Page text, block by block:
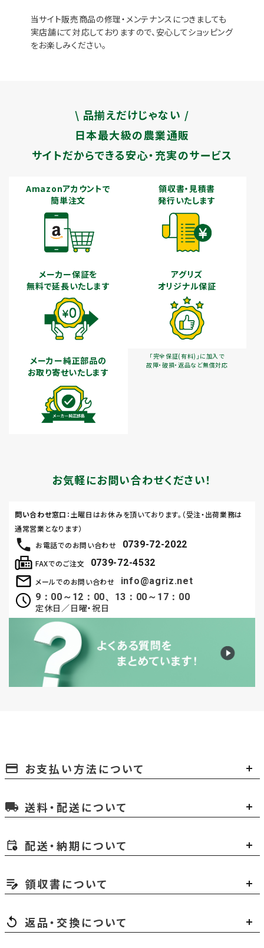
当サイト販売商品の修理・メンテナンスにつきましても
実店舗にて対応しておりますので、安心してショッピング
をお楽しみください。
\ 品揃えだけじゃない /
日本最大級の農業通販
サイトだからできる安心・充実のサービス
Amazonアカウントで
簡単注文
領収書・見積書
発行いたします
メーカー保証を
無料で延長いたします
アグリズ
オリジナル保証
「完全保証(有料)」に加入で
故障・破損・返品など無償対応
メーカー純正部品の
お取り寄せいたします
お気軽にお問い合わせください！
お電話でのお問い合わせ 0739-72-2022
メールでのお問い合わせ
info@agriz.net
9：00～12：00、13：00～17：00
定休日／日曜・祝日
FAXでのご注文 0739-72-4532
問い合わせ窓口 ：土曜日はお休みを頂いております。（受注・出荷業務は
通常営業となります）
payment お支払い方法について
local_shipping 送料・配送について
配送・納期について
領収書について
返品・交換について